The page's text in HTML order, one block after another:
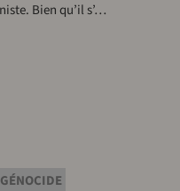
Bien qu’il s’…
GÉNOCIDE